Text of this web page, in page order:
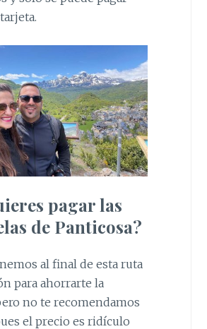
pagar las
de Panticosa?
al final de esta ruta
para ahorrarte la
no te recomendamos
el precio es ridículo